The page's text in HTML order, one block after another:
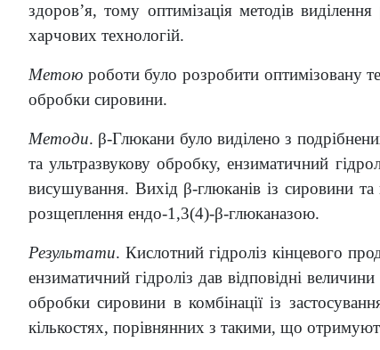
здоров’я, тому оптимізація методів
харчових технологій.
Метою роботи було розробити оптимізовану
обробки сировини.
Методи. β-Глюкани було виділено з
та ультразвукову обробку, ензиматичний
висушування. Вихід β-глюканів із сировини
розщеплення ендо-1,3(4)-β-глюканазою.
Результати. Кислотний гідроліз кінцевого
ензиматичний гідроліз дав відповідні
обробки сировини в комбінації із
кількостях, порівнянних з такими, що